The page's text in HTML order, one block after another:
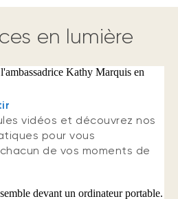
en lumière
vidéos et découvrez nos
pour vous
de vos moments de